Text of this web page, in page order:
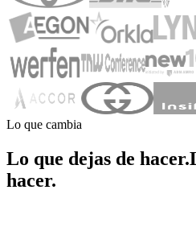
Lo que cambia
Lo que dejas de hacer.
hacer.